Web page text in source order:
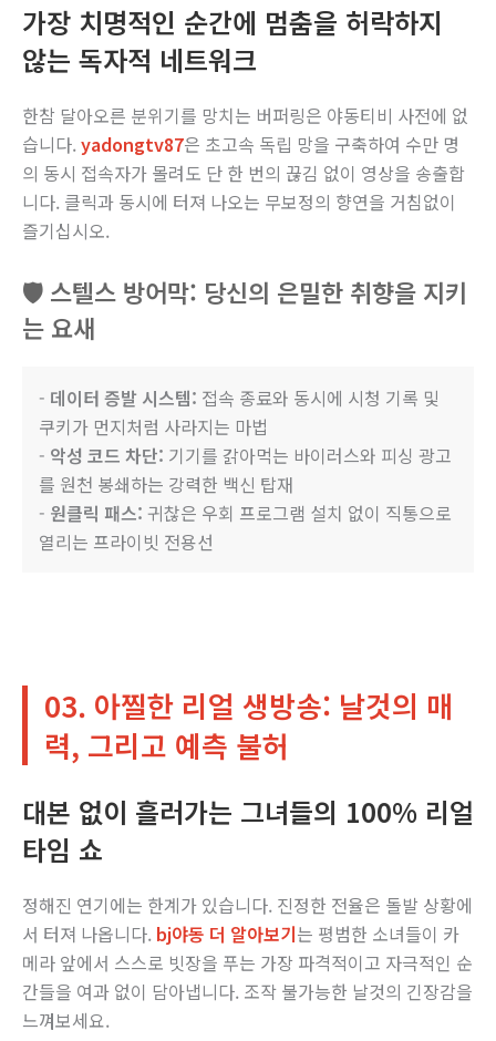
가장 치명적인 순간에 멈춤을 허락하지
않는 독자적 네트워크
한참 달아오른 분위기를 망치는 버퍼링은 야동티비 사전에 없
습니다.yadongtv87은 초고속 독립 망을 구축하여 수만 명
의 동시 접속자가 몰려도 단 한 번의 끊김 없이 영상을 송출합
니다. 클릭과 동시에 터져 나오는 무보정의 향연을 거침없이
즐기십시오.
🛡️ 스텔스 방어막: 당신의 은밀한 취향을 지키
는 요새
- 데이터 증발 시스템: 접속 종료와 동시에 시청 기록 및
쿠키가 먼지처럼 사라지는 마법
- 악성 코드 차단: 기기를 갉아먹는 바이러스와 피싱 광고
를 원천 봉쇄하는 강력한 백신 탑재
- 원클릭 패스: 귀찮은 우회 프로그램 설치 없이 직통으로
열리는 프라이빗 전용선
03. 아찔한 리얼 생방송: 날것의 매
력, 그리고 예측 불허
대본 없이 흘러가는 그녀들의 100% 리얼
타임 쇼
정해진 연기에는 한계가 있습니다. 진정한 전율은 돌발 상황에
서 터져 나옵니다. bj야동 더 알아보기는 평범한 소녀들이 카
메라 앞에서 스스로 빗장을 푸는 가장 파격적이고 자극적인 순
간들을 여과 없이 담아냅니다. 조작 불가능한 날것의 긴장감을
느껴보세요.